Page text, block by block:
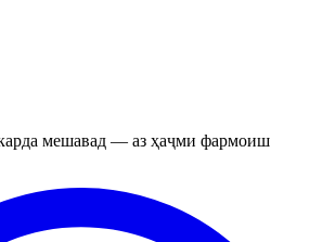
мешавад — аз ҳаҷми фармоиш